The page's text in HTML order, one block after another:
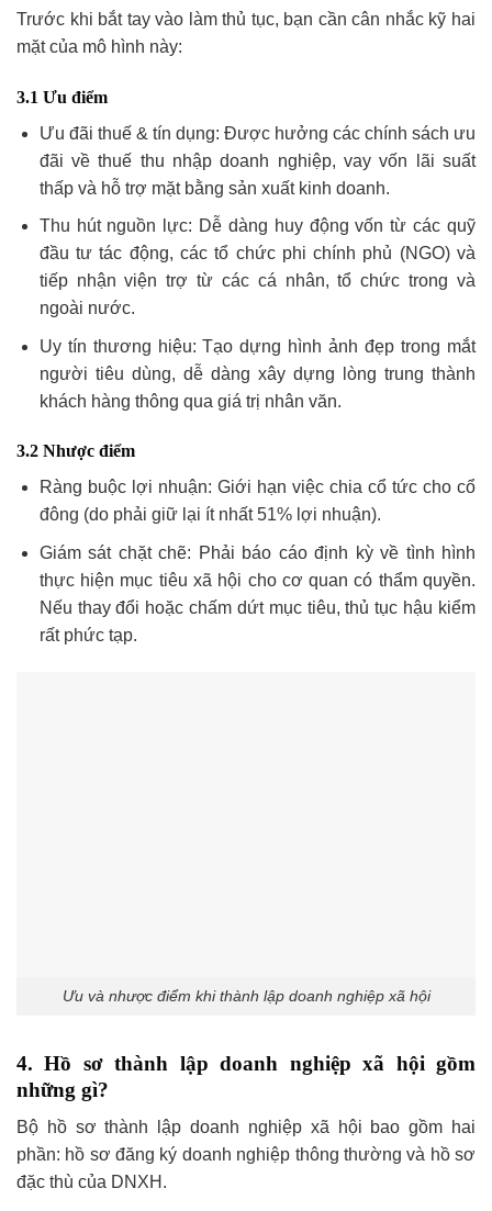
Trước khi bắt tay vào làm thủ tục, bạn cần cân nhắc kỹ hai
mặt của mô hình này:
3.1 Ưu điểm
Ưu đãi thuế & tín dụng: Được hưởng các chính sách ưu
đãi về thuế thu nhập doanh nghiệp, vay vốn lãi suất
thấp và hỗ trợ mặt bằng sản xuất kinh doanh.
Thu hút nguồn lực: Dễ dàng huy động vốn từ các quỹ
đầu tư tác động, các tổ chức phi chính phủ (NGO) và
tiếp nhận viện trợ từ các cá nhân, tổ chức trong và
ngoài nước.
Uy tín thương hiệu: Tạo dựng hình ảnh đẹp trong mắt
người tiêu dùng, dễ dàng xây dựng lòng trung thành
khách hàng thông qua giá trị nhân văn.
3.2 Nhược điểm
Ràng buộc lợi nhuận: Giới hạn việc chia cổ tức cho cổ
đông (do phải giữ lại ít nhất 51% lợi nhuận).
Giám sát chặt chẽ: Phải báo cáo định kỳ về tình hình
thực hiện mục tiêu xã hội cho cơ quan có thẩm quyền.
Nếu thay đổi hoặc chấm dứt mục tiêu, thủ tục hậu kiểm
rất phức tạp.
Ưu và nhược điểm khi thành lập doanh nghiệp xã hội
4. Hồ sơ thành lập doanh nghiệp xã hội gồm
những gì?
Bộ hồ sơ thành lập doanh nghiệp xã hội bao gồm hai
phần: hồ sơ đăng ký doanh nghiệp thông thường và hồ sơ
đặc thù của DNXH.